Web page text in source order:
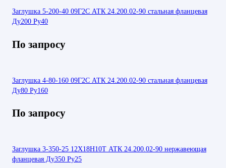
Заглушка 5-200-40 09Г2С АТК 24.200.02-90 стальная фланцевая
Ду200 Ру40
По запросу
Заглушка 4-80-160 09Г2С АТК 24.200.02-90 стальная фланцевая
Ду80 Ру160
По запросу
Заглушка 3-350-25 12Х18Н10Т АТК 24.200.02-90 нержавеющая
фланцевая Ду350 Ру25